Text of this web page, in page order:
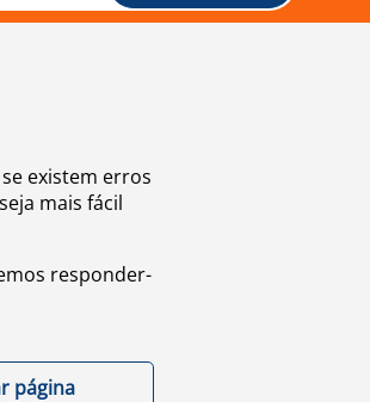
existem erros
mais fácil
responder-
página